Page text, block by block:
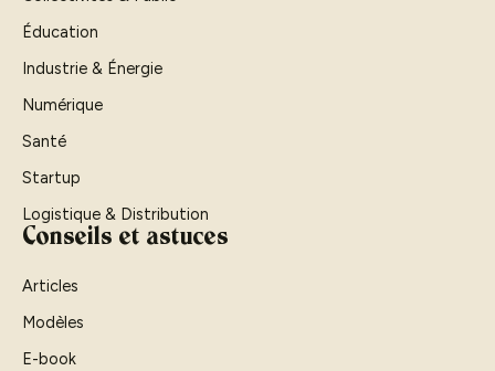
Éducation
Industrie & Énergie
Numérique
Santé
Startup
Logistique & Distribution
Conseils et astuces
Articles
Modèles
E-book